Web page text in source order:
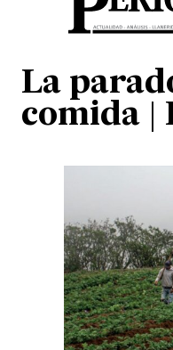
La
comida |